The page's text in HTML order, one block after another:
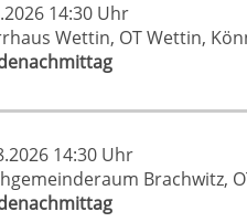
14:30 Uhr
Wettin, OT Wettin,
14:30 Uhr
Brachwitz,